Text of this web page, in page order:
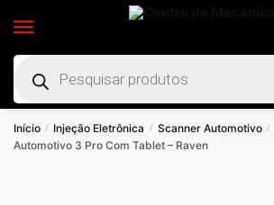
Início / Injeção Eletrônica / Scanner Automotivo /
Automotivo 3 Pro Com Tablet – Raven